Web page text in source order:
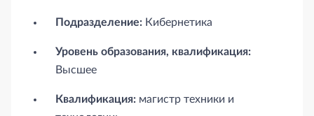
Подразделение: Кибернетика
Уровень образования, квалификация:
Высшее
Квалификация: магистр техники и